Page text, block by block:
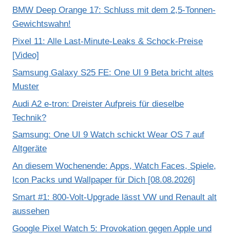
BMW Deep Orange 17: Schluss mit dem 2,5-Tonnen-
Gewichtswahn!
Pixel 11: Alle Last-Minute-Leaks & Schock-Preise
[Video]
Samsung Galaxy S25 FE: One UI 9 Beta bricht altes
Muster
Audi A2 e-tron: Dreister Aufpreis für dieselbe
Technik?
Samsung: One UI 9 Watch schickt Wear OS 7 auf
Altgeräte
An diesem Wochenende: Apps, Watch Faces, Spiele,
Icon Packs und Wallpaper für Dich [08.08.2026]
Smart #1: 800-Volt-Upgrade lässt VW und Renault alt
aussehen
Google Pixel Watch 5: Provokation gegen Apple und